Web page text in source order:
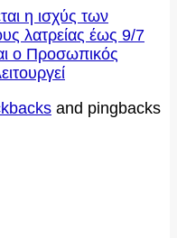
η ισχύς των
λατρείας έως 9/7
ο Προσωπικός
and pingbacks